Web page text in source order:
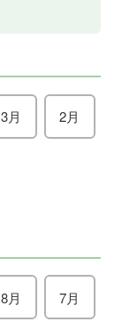
3月 2月
8月 7月